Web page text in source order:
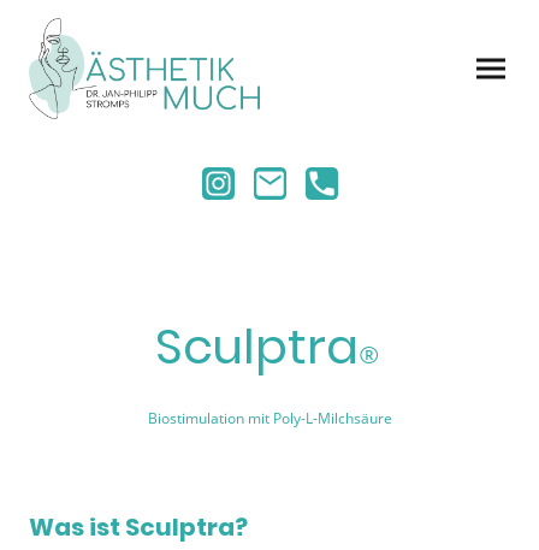
Sculptra®
Biostimulation mit Poly-L-Milchsäure
Was ist Sculptra?